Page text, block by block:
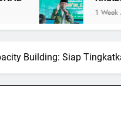
Building: Siap